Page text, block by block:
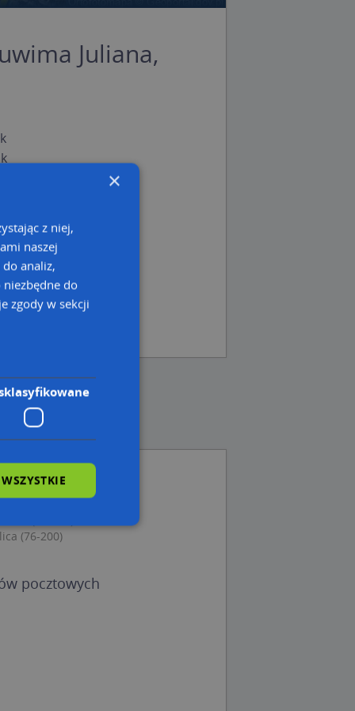
Juliana,
(76-200)
pocztowych
×
z niej,
naszej
analiz,
do
zgody w sekcji
użytkownika i